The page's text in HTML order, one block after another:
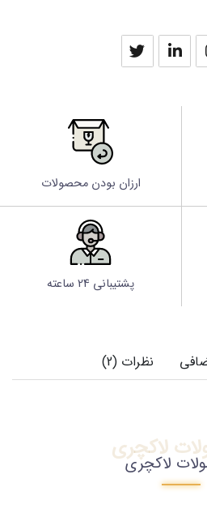
ارزان بودن محصولات
پشتیبانی 24 ساعته
نظرات (2)
لاکچری
لاکچری